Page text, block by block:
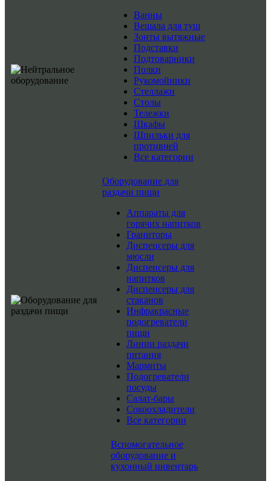
Ванны
Вешала для туш
Зонты вытяжные
Подставки
Подтоварники
Полки
Рукомойники
Стеллажи
Столы
Тележки
Шкафы
Шпильки для
противней
Все категории
Оборудование для
раздачи пищи
Аппараты для
горячих напитков
Граниторы
Диспенсеры для
мюсли
Диспенсеры для
напитков
Диспенсеры для
стаканов
Инфракрасные
подогреватели
пищи
Линии раздачи
питания
Мармиты
Подогреватели
посуды
Салат-бары
Сокоохладители
Все категории
Вспомогательное
оборудование и
кухонный инвентарь